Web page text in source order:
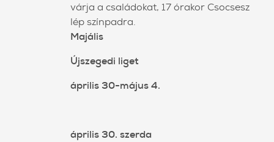
várja a családokat, 17 órakor Csocsesz
lép színpadra.
Majális
Újszegedi liget
április 30-május 4.
április 30. szerda